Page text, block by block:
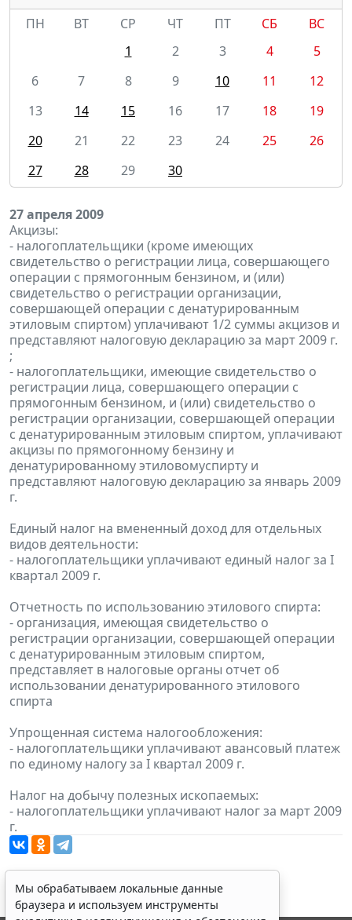
ПН
ВТ СР ЧТ ПТ СБ
ВС
1
2 3 4
5
6
7 8 9 10 11
12
13
14 15 16 17 18
19
20
21 22 23 24 25
26
27
28 29 30
27 апреля 2009
Акцизы:
- налогоплательщики (кроме имеющих
свидетельство о регистрации лица, совершающего
операции с прямогонным бензином, и (или)
свидетельство о регистрации организации,
совершающей операции с денатурированным
этиловым спиртом) уплачивают 1/2 суммы акцизов и
представляют налоговую декларацию за март 2009 г.
;
- налогоплательщики, имеющие свидетельство о
регистрации лица, совершающего операции с
прямогонным бензином, и (или) свидетельство о
регистрации организации, совершающей операции
с денатурированным этиловым спиртом, уплачивают
акцизы по прямогонному бензину и
денатурированному этиловомуспирту и
представляют налоговую декларацию за январь 2009
г.
Единый налог на вмененный доход для отдельных
видов деятельности:
- налогоплательщики уплачивают единый налог за I
квартал 2009 г.
Отчетность по использованию этилового спирта:
- организация, имеющая свидетельство о
регистрации организации, совершающей операции
с денатурированным этиловым спиртом,
представляет в налоговые органы отчет об
использовании денатурированного этилового
спирта
Упрощенная система налогообложения:
- налогоплательщики уплачивают авансовый платеж
по единому налогу за I квартал 2009 г.
Налог на добычу полезных ископаемых:
- налогоплательщики уплачивают налог за март 2009
г.
Мы обрабатываем локальные данные
браузера и используем инструменты